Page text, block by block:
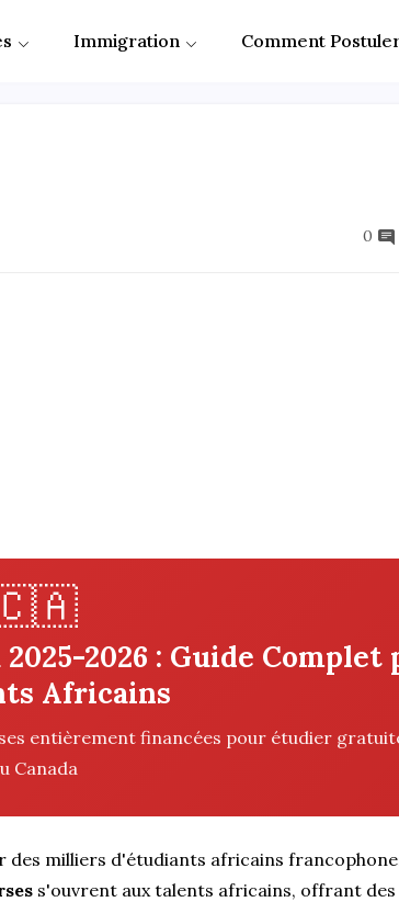
Immigration Comment
0
2026 : Guide Complet
Africains
entièrement financées pour étudier
Canada
des milliers d'étudiants africains
s'ouvrent aux talents africains, offrant des